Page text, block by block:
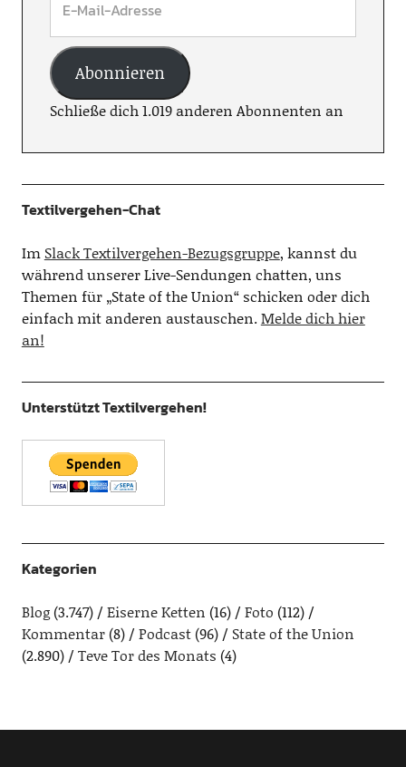
Abonnieren
Schließe dich 1.019 anderen Abonnenten an
Textilvergehen-Chat
Im Slack Textilvergehen-Bezugsgruppe, kannst du
während unserer Live-Sendungen chatten, uns
Themen für „State of the Union“ schicken oder dich
einfach mit anderen austauschen.Melde dich hier
an!
Unterstützt Textilvergehen!
Kategorien
Blog(3.747) Eiserne Ketten (16) Foto (112)
Kommentar(8) Podcast(96)
State of the Union
(2.890)
Teve Tor des Monats (4)